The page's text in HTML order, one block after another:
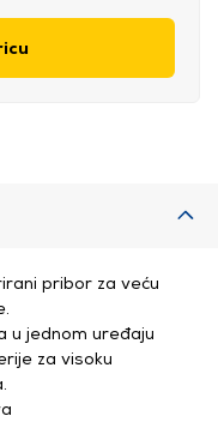
pribor za veću
u jednom uređaju
za visoku